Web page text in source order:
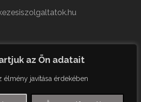
az Ön adatait
élmény javítása érdekében
English
Czech
German